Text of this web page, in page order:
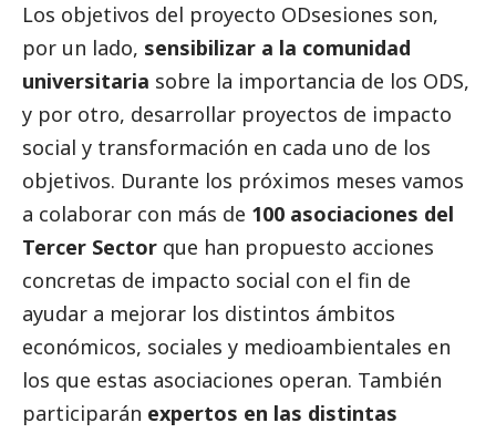
Los objetivos del proyecto ODsesiones son,
por un lado, sensibilizar a la comunidad
universitaria sobre la importancia de los ODS,
y por otro, desarrollar proyectos de impacto
social y transformación en cada uno de los
objetivos. Durante los próximos meses vamos
a colaborar con más de 100 asociaciones del
Tercer Sector que han propuesto acciones
concretas de impacto social con el fin de
ayudar a mejorar los distintos ámbitos
económicos, sociales y medioambientales en
los que estas asociaciones operan. También
participarán expertos en las distintas